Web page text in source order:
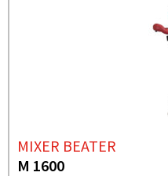
MIXER BEATER
M 1600